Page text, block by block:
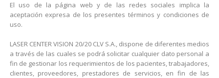
El uso de la página web y de las redes sociales implica la
aceptación expresa de los presentes términos y condiciones de
uso.
LASER CENTER VISION 20/20 CLV S.A., dispone de diferentes medios
a través de las cuales se podrá solicitar cualquier dato personal a
fin de gestionar los requerimientos de los pacientes, trabajadores,
clientes, proveedores, prestadores de servicios, en fin de las